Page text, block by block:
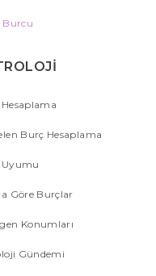
Burcu
Burç Hesaplama
Göre Burçlar
Konumları
Gündemi